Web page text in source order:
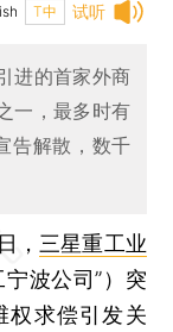
试听
T中
进的首家外商
一，最多时有
告解散，数千
， 三星重工业
宁波公司”）突
权求偿引发关